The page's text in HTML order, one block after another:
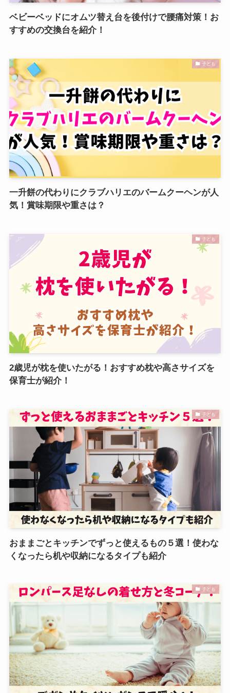
ベビーベッドにオムツ替え台を後付けで腰痛対策！お
すすめの交換台を紹介！
子ども
一升餅の代わりにクラブハリエのバームクーヘンが人
気！賞味期限や重さは？
子ども
2歳児が枕を使いたがる！おすすめ枕や高さサイズを
保育士が紹介！
子ども
おままごとキッチンでずっと使えるもの５選！使わな
くなったら机や収納になるタイプも紹介
子ども